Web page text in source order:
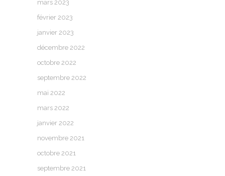
mars 2023
février 2023
janvier 2023
décembre 2022
octobre 2022
septembre 2022
mai 2022
mars 2022
janvier 2022
novembre 2021
octobre 2021
septembre 2021